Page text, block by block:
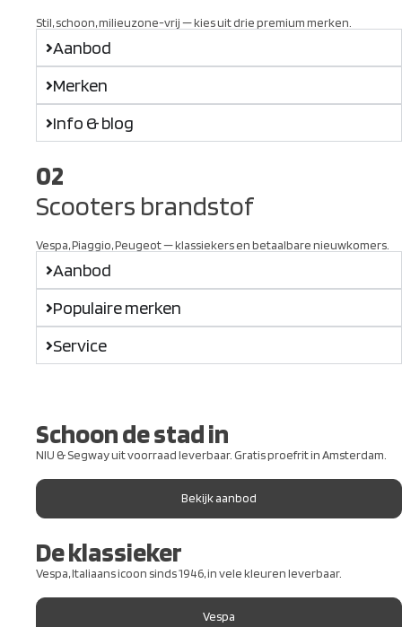
Stil, schoon, milieuzone-vrij — kies uit drie premium merken.
Aanbod
Merken
Info & blog
02
Scooters brandstof
Vespa, Piaggio, Peugeot — klassiekers en betaalbare nieuwkomers.
Aanbod
Populaire merken
Service
Schoon de stad in
NIU & Segway uit voorraad leverbaar. Gratis proefrit in Amsterdam.
Bekijk aanbod
De klassieker
Vespa, Italiaans icoon sinds 1946, in vele kleuren leverbaar.
Vespa